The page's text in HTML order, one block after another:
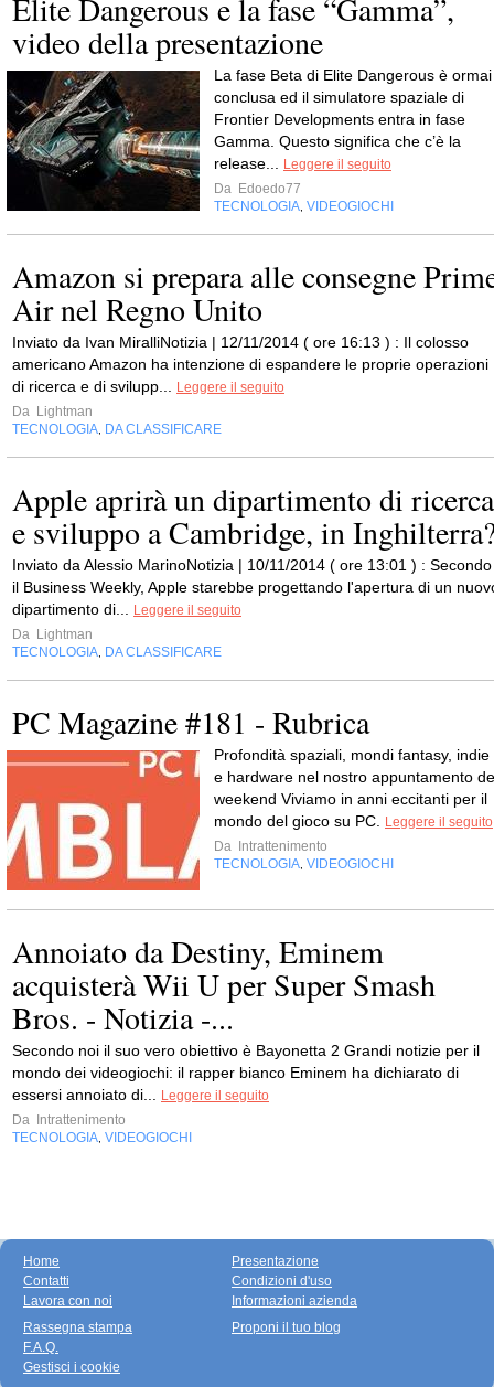
Elite Dangerous e la fase “Gamma”,
video della presentazione
La fase Beta di Elite Dangerous è ormai
conclusa ed il simulatore spaziale di
Frontier Developments entra in fase
Gamma. Questo significa che c’è la
release...
Leggere il seguito
Da Edoedo77
TECNOLOGIA VIDEOGIOCHI
Amazon si prepara alle consegne
Air nel Regno Unito
Inviato da Ivan MiralliNotizia | 12/11/2014 ( ore 16:13 ) : Il colosso
americano Amazon ha intenzione di espandere le proprie operazioni
di ricerca e di svilupp...
Leggere il seguito
Da Lightman
TECNOLOGIA DA CLASSIFICARE
Apple aprirà un dipartimento di ricerca
e sviluppo a Cambridge, in
Inviato da Alessio MarinoNotizia | 10/11/2014 ( ore 13:01 ) : Secondo
il Business Weekly, Apple starebbe progettando l'apertura di un
dipartimento di...
Leggere il seguito
Da Lightman
TECNOLOGIA DA CLASSIFICARE
PC Magazine #181 - Rubrica
Profondità spaziali, mondi fantasy, indie
e hardware nel nostro appuntamento
weekend Viviamo in anni eccitanti per il
mondo del gioco su PC.
Leggere il seguito
Da
Intrattenimento
TECNOLOGIA VIDEOGIOCHI
Annoiato da Destiny, Eminem
acquisterà Wii U per Super Smash
Bros. - Notizia -...
Secondo noi il suo vero obiettivo è Bayonetta 2 Grandi notizie per il
mondo dei videogiochi: il rapper bianco Eminem ha dichiarato di
essersi annoiato di...
Leggere il seguito
Da
Intrattenimento
TECNOLOGIA VIDEOGIOCHI
Home
Contatti
Lavora con noi
Presentazione
Condizioni d'uso
Informazioni azienda
Rassegna stampa
F.A.Q.
Gestisci i cookie
Proponi il tuo blog